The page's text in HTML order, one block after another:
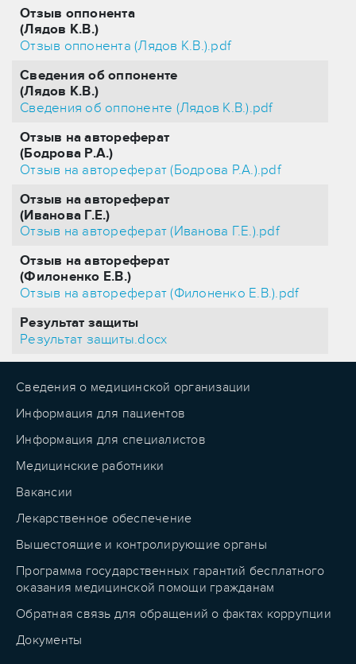
Отзыв оппонента
(Лядов К.В.)
Отзыв оппонента (Лядов К.В.).pdf
Сведения об оппоненте
(Лядов К.В.)
Сведения об оппоненте (Лядов К.В.).pdf
Отзыв на автореферат
(Бодрова Р.А.)
Отзыв на автореферат (Бодрова Р.А.).pdf
Отзыв на автореферат
(Иванова Г.Е.)
Отзыв на автореферат (Иванова Г.Е.).pdf
Отзыв на автореферат
(Филоненко Е.В.)
Отзыв на автореферат (Филоненко Е.В.).pdf
Результат защиты
Результат защиты.docx
Сведения о медицинской организации
Информация для пациентов
Информация для специалистов
Медицинские работники
Вакансии
Лекарственное обеспечение
Вышестоящие и контролирующие органы
Программа государственных гарантий бесплатного
оказания медицинской помощи гражданам
Обратная связь для обращений о фактах коррупции
Документы